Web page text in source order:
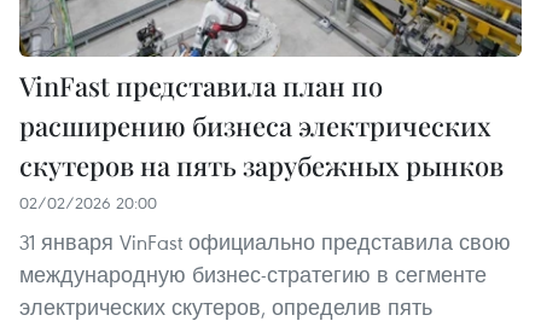
VinFast представила план по
расширению бизнеса электрических
скутеров на пять зарубежных рынков
02/02/2026 20:00
31 января VinFast официально представила свою
международную бизнес-стратегию в сегменте
электрических скутеров, определив пять